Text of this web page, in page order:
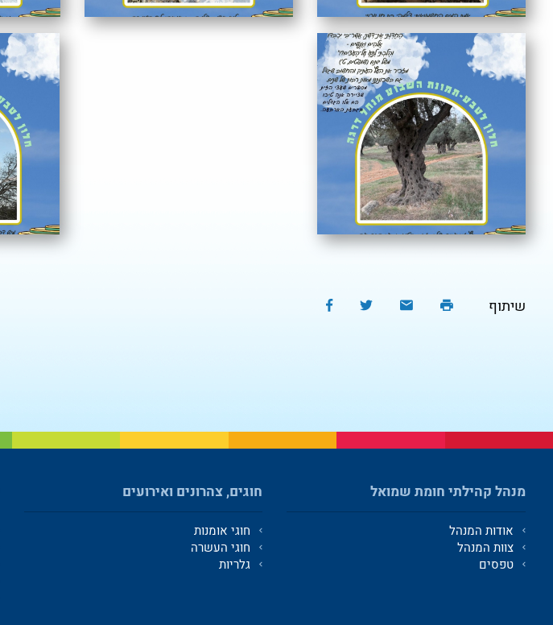
שיתוף
מנהל קהילתי חומת שמואל
אודות המנהל
צוות המנהל
טפסים
חוגים, צהרונים ואירועים
חוגי אומנות
חוגי העשרה
גלריות